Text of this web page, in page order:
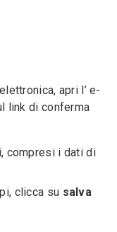
apri l’ e-
link di conferma
compresi i dati di
clicca su salva